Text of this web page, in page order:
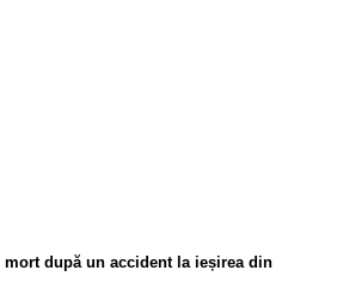
după un accident la ieșirea din